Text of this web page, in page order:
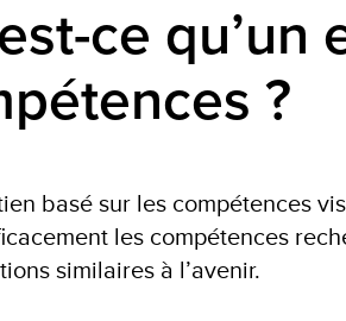
ce
?
basé sur les compétences
les compétences
similaires à l’avenir.